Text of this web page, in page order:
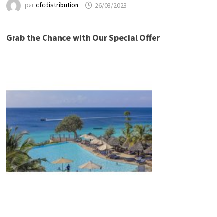
parcfcdistribution 26/03/2023
Grab the Chance with Our Special Offer